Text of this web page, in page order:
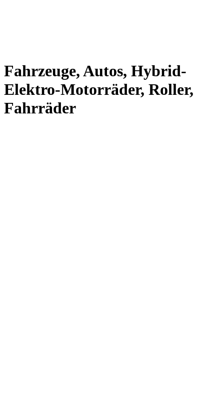
Fahrzeuge, Autos, Hybrid-
Elektro-Motorräder, Roller,
Fahrräder